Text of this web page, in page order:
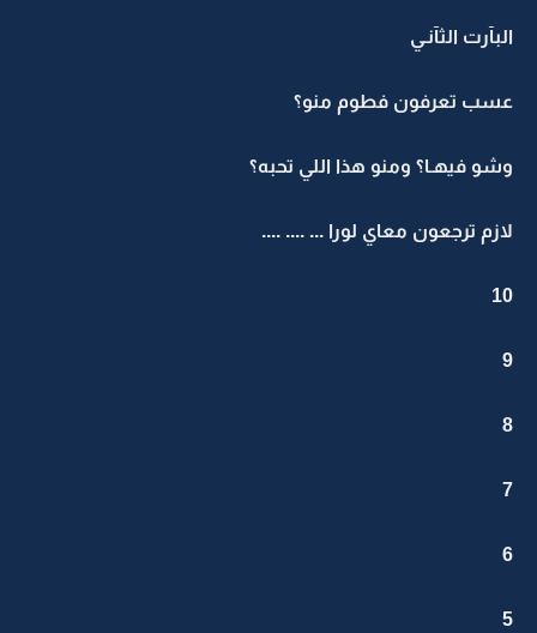
البآرت الثآنـي
عسب تعرفون فطوم منو؟
وشو فيهـا؟ ومنو هذا اللي تحبه؟
لازم ترجعون معاي لورا ... .... ....
10
9
8
7
6
5